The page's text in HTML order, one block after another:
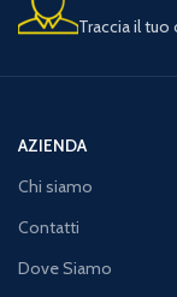
Traccia il
AZIENDA
Chi siamo
Contatti
Dove Siamo